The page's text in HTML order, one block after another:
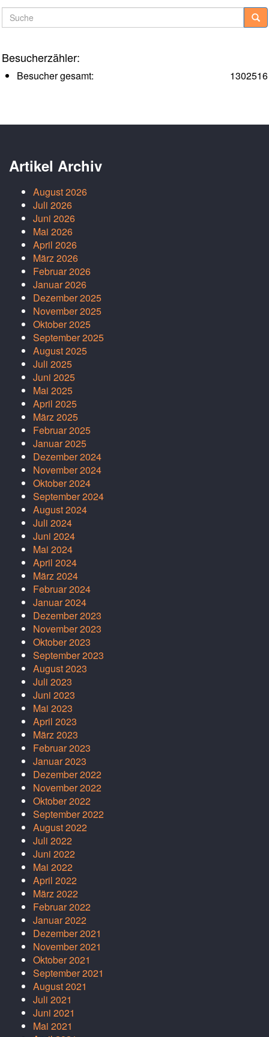
Suche
Besucherzähler:
1302516
Besucher gesamt:
Artikel Archiv
August 2026
Juli 2026
Juni 2026
Mai 2026
April 2026
März 2026
Februar 2026
Januar 2026
Dezember 2025
November 2025
Oktober 2025
September 2025
August 2025
Juli 2025
Juni 2025
Mai 2025
April 2025
März 2025
Februar 2025
Januar 2025
Dezember 2024
November 2024
Oktober 2024
September 2024
August 2024
Juli 2024
Juni 2024
Mai 2024
April 2024
März 2024
Februar 2024
Januar 2024
Dezember 2023
November 2023
Oktober 2023
September 2023
August 2023
Juli 2023
Juni 2023
Mai 2023
April 2023
März 2023
Februar 2023
Januar 2023
Dezember 2022
November 2022
Oktober 2022
September 2022
August 2022
Juli 2022
Juni 2022
Mai 2022
April 2022
März 2022
Februar 2022
Januar 2022
Dezember 2021
November 2021
Oktober 2021
September 2021
August 2021
Juli 2021
Juni 2021
Mai 2021